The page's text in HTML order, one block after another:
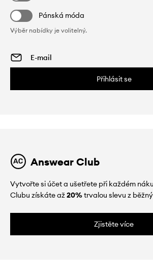
Pánská móda
Výběr nabídky je volitelný.
Přihlásit se
Answear Club
Vytvořte si účet a ušetřete při každém
Clubu získáte až20%trvalou slevu z
Zjistěte více